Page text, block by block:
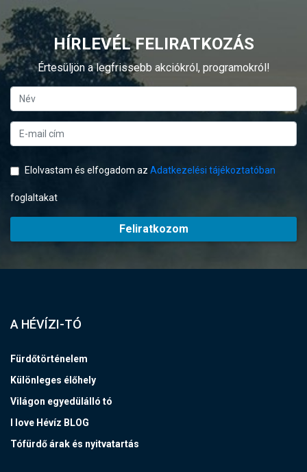
HÍRLEVÉL FELIRATKOZÁS
Értesüljön a legfrissebb akciókról, programokról!
Elolvastam és elfogadom az Adatkezelési tájékoztatóban
foglaltakat
Feliratkozom
A HÉVÍZI-TÓ
Fürdőtörténelem
Különleges élőhely
Világon egyedülálló tó
I love Hévíz BLOG
Tófürdő árak és nyitvatartás